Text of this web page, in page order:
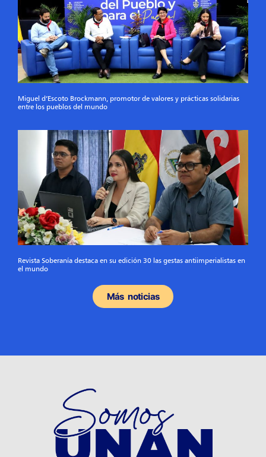
Miguel d’Escoto Brockmann, promotor de valores y prácticas solidarias
entre los pueblos del mundo
Revista Soberanía destaca en su edición 30 las gestas antiimperialistas en
el mundo
Más noticias